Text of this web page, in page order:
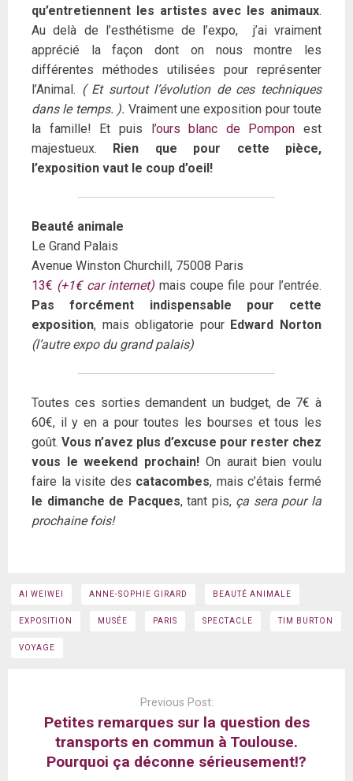
qu’entretiennent les artistes avec les animaux.
Au delà de l’esthétisme de l’expo, j’ai vraiment
apprécié la façon dont on nous montre les
différentes méthodes utilisées pour représenter
l’Animal. ( Et surtout l’évolution de ces techniques
dans le temps. ). Vraiment une exposition pour toute
la famille! Et puis l’ours blanc de Pompon est
majestueux. Rien que pour cette pièce,
l’exposition vaut le coup d’oeil!
Beauté animale
Le Grand Palais
Avenue Winston Churchill, 75008 Paris
13€ (+1€ car internet) mais coupe file pour l’entrée.
Pas forcément indispensable pour cette
exposition, mais obligatorie pour Edward Norton
(l’autre expo du grand palais)
Toutes ces sorties demandent un budget, de 7€ à
60€, il y en a pour toutes les bourses et tous les
goût. Vous n’avez plus d’excuse pour rester chez
vous le weekend prochain! On aurait bien voulu
faire la visite des catacombes, mais c’étais fermé
le dimanche de Pacques, tant pis, ça sera pour la
prochaine fois!
AI WEIWEI ANNE-SOPHIE GIRARD BEAUTÉ ANIMALE
EXPOSITION MUSÉE PARIS SPECTACLE TIM BURTON
VOYAGE
Previous Post:
Petites remarques sur la question des
transports en commun à Toulouse.
Pourquoi ça déconne sérieusement!?